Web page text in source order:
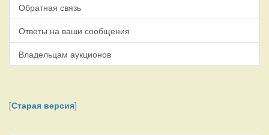
Обратная связь
Ответы на ваши сообщения
Владельцам аукционов
[Старая версия]